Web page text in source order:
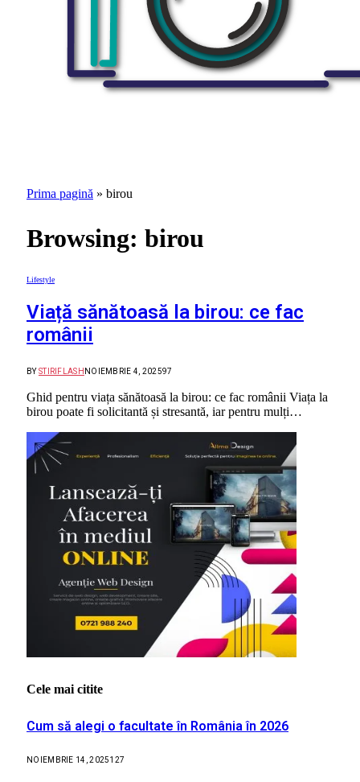
Prima pagină » birou
Browsing: birou
Lifestyle
Viață sănătoasă la birou: ce fac
românii
BY STIRIFLASH NOIEMBRIE 4, 202597
Ghid pentru viața sănătoasă la birou: ce fac românii Viața la
birou poate fi solicitantă și stresantă, iar pentru mulți…
Cele mai citite
Cum să alegi o facultate în România în 2026
NOIEMBRIE 14, 2025127